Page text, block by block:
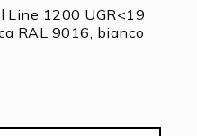
Line 1200 UGR<19
RAL 9016, bianco